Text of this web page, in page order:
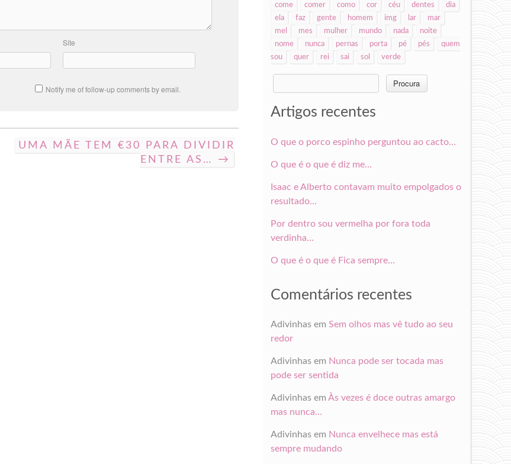
Site
Notify me of follow-up comments by email.
UMA MÃE TEM €30 PARA DIVIDIR
ENTRE AS… →
come
comer como cor céu dentes
dia
ela
faz gente homem img lar
mar
mel
mes mulher mundo nada
noite
nome
nunca pernas porta pé pés
quem
sou
quer rei sai sol verde
Search
for:
Artigos recentes
O que o porco espinho perguntou ao cacto…
O que é o que é diz me…
Isaac e Alberto contavam muito empolgados o
resultado…
Por dentro sou vermelha por fora toda
verdinha…
O que é o que é Fica sempre…
Comentários recentes
Adivinhasem Sem olhos mas vê tudo ao seu
redor
Adivinhasem Nunca pode ser tocada mas
pode ser sentida
Adivinhasem Às vezes é doce outras amargo
mas nunca…
Adivinhasem Nunca envelhece mas está
sempre mudando